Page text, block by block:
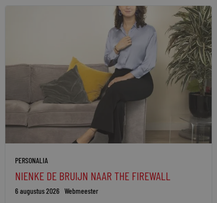
PERSONALIA
NIENKE DE BRUIJN NAAR THE FIREWALL
6 augustus 2026 Webmeester